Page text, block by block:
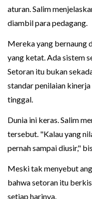
aturan. Salim
diambil para pedagang.
Mereka yang bernaung
yang ketat. Ada sistem
Setoran itu bukan
standar penilaian
tinggal.
Dunia ini keras. Salim
tersebut. "Kalau yang
pernah sampai diusir,"
Meski tak menyebut
bahwa setoran itu
setiap harinya.